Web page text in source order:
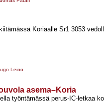
Koriaalle Sr1 3053
Leino
asema–Koria
työntämässä perus-​IC-​letkaa